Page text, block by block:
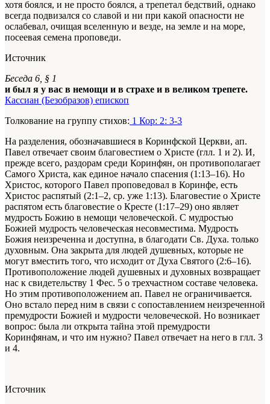
хотя боялся, и не просто боялся, а трепетал бедствий, однако
всегда подвизался со славой и ни при какой опасности не
ослабевал, очищая вселенную и везде, на земле и на море,
посеевая семена проповеди.
Источник
Беседа 6, § 1
и был я у вас в немощи и в страхе и в великом трепете.
Кассиан (Безобразов) епископ
Толкование на группу стихов: 1 Кор: 2: 3-3
На разделения, обозначавшиеся в Коринфской Церкви, ап.
Павел отвечает своим благовестием о Христе (глл. 1 и 2). И,
прежде всего, раздорам среди Коринфян, он противополагает
Самого Христа, как единое начало спасения (1:13–16). Но
Христос, которого Павел проповедовал в Коринфе, есть
Христос распятый (2:1–2, ср. уже 1:13). Благовестие о Христе
распятом есть благовестие о Кресте (1:17–29) оно являет
мудрость Божию в немощи человеческой. С мудростью
Божией мудрость человеческая несовместима. Мудрость
Божия неизреченна и доступна, в благодати Св. Духа. только
духовным. Она закрыта для людей душевных, которые не
могут вместить того, что исходит от Духа Святого (2:6–16).
Противоположение людей душевных и духовных возвращает
нас к свидетельству 1 Фес. 5 о трехчастном составе человека.
Но этим противоположением ап. Павел не ограничивается.
Оно встало перед ним в связи с сопоставлением неизреченной
премудрости Божией и мудрости человеческой. Но возникает
вопрос: была ли открыта тайна этой премудрости
Коринфянам, и что им нужно? Павел отвечает на него в глл. 3
и 4.
Источник